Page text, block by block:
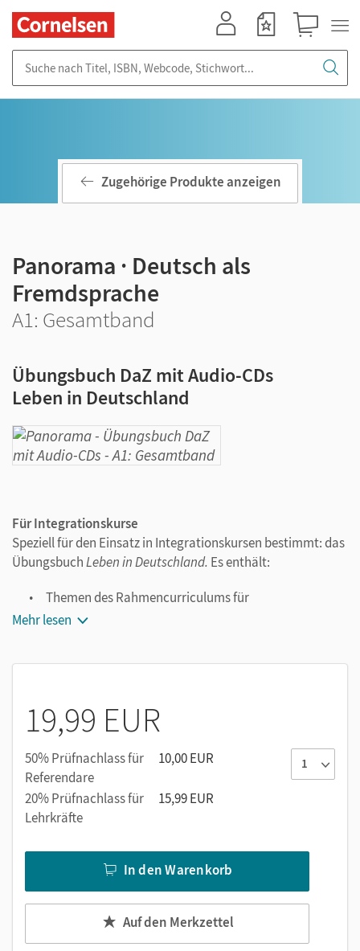
Zugehörige Produkte anzeigen
Panorama · Deutsch als
Fremdsprache
A1: Gesamtband
Übungsbuch DaZ mit Audio-CDs
Leben in Deutschland
Für Integrationskurse
Speziell für den Einsatz in Integrationskursen bestimmt: das
ÜbungsbuchLeben in Deutschland. Es enthält:
Themen des Rahmencurriculums für
Integrationskurse
Auseinandersetzung mit der eigenen und der
deutschen Kultur
Den Übungsbüchern liegen zwei Audio-CDs bei.
Praktisch fürs Lernen unterwegs: die Hörtexte gibt es
auch als kostenlosen MP3- Download
Mehr lesen
19,99 EUR
50% Prüfnachlass für
Referendare
10,00 EUR
20% Prüfnachlass für
Lehrkräfte
15,99 EUR
In den Warenkorb
Auf den Merkzettel